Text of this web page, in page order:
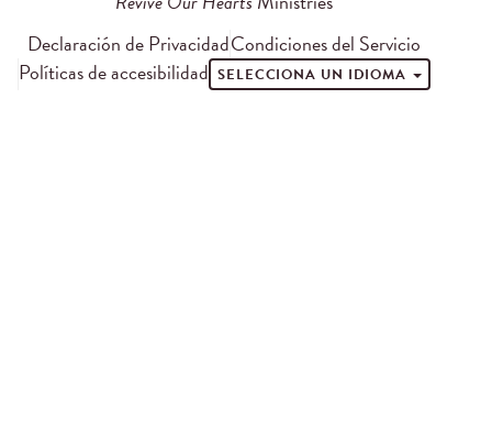
Declaración de PrivacidadCondiciones del Servicio
Políticas de accesibilidad SELECCIONA UN IDIOMA